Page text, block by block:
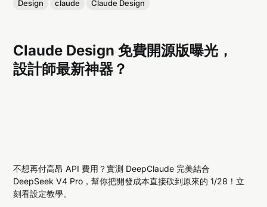
Design claude Claude Design
Claude Design 免費開源版曝光，
設計師最新神器？
不想再付高昂 API 費用？實測 DeepClaude 完美結合
DeepSeek V4 Pro，幫你把開發成本直接砍到原來的 1/28！立
刻看設定教學。